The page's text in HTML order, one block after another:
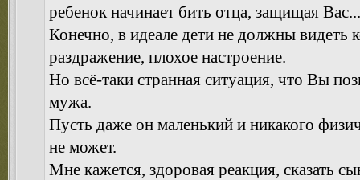
ребенок начинает бить отца, защищая Вас...
Конечно, в идеале дети не должны видеть
раздражение, плохое настроение.
Но всё-таки странная ситуация, что Вы
мужа.
Пусть даже он маленький и никакого
не может.
Мне кажется, здоровая реакция, сказать